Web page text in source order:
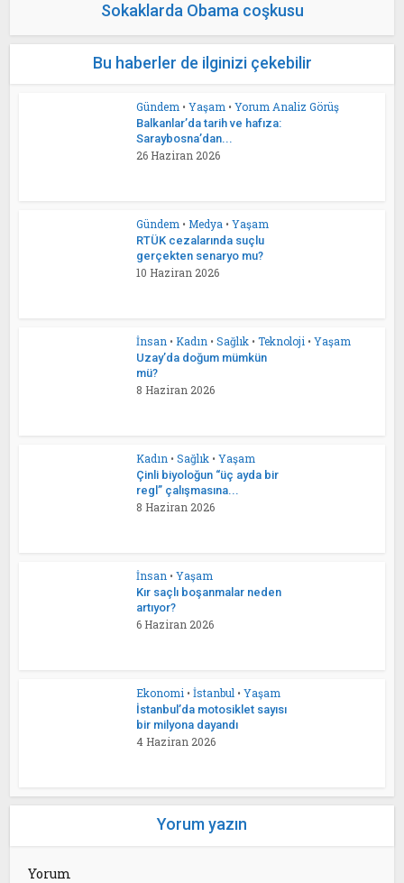
Sokaklarda Obama coşkusu
Bu haberler de ilginizi çekebilir
Gündem • Yaşam • Yorum Analiz Görüş
Balkanlar’da tarih ve hafıza:
Saraybosna’dan...
26 Haziran 2026
Gündem • Medya • Yaşam
RTÜK cezalarında suçlu
gerçekten senaryo mu?
10 Haziran 2026
İnsan • Kadın • Sağlık • Teknoloji • Yaşam
Uzay’da doğum mümkün
mü?
8 Haziran 2026
Kadın • Sağlık • Yaşam
Çinli biyoloğun “üç ayda bir
regl” çalışmasına...
8 Haziran 2026
İnsan • Yaşam
Kır saçlı boşanmalar neden
artıyor?
6 Haziran 2026
Ekonomi • İstanbul • Yaşam
İstanbul’da motosiklet sayısı
bir milyona dayandı
4 Haziran 2026
Yorum yazın
Yorum